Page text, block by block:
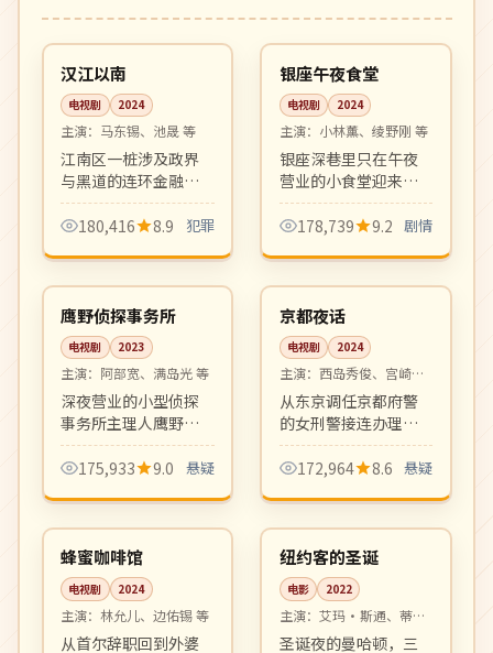
韩国
热播 08:03
汉江以南
电视剧 2024
主演： 马东锡、池晟 等
江南区一桩涉及政界
与黑道的连环金融案
件，重案组与检方在
跨部门博弈中搜寻幕
节奏紧凑。
180,416 8.9 犯罪
日本
完结 10:54
银座午夜食堂
电视剧 2024
主演： 小林薰、绫野刚 等
银座深巷里只在午夜
营业的小食堂迎来形
形色色的常客与过
客。每集一道菜、一
剧，治愈日剧的金字
招牌。
178,739 9.2 剧情
日本
完结 12:00
鹰野侦探事务所
电视剧 2023
主演： 阿部宽、满岛光 等
深夜营业的小型侦探
事务所主理人鹰野专
接奇怪委托。每集一
案、节奏明快，是新
代表。
175,933 9.0 悬疑
日本
热播 05:26
京都夜话
电视剧 2024
主演： 西岛秀俊、宫崎葵
从东京调任京都府警
的女刑警接连办理涉
及百年茶屋家族的悬
案。京都古都的静谧
涌相互映衬。
172,964 8.6 悬疑
韩国
热播 06:23
蜂蜜咖啡馆
电视剧 2024
主演： 林允儿、边佑锡 等
从首尔辞职回到外婆
美国
高分 99:29
纽约客的圣诞
电影 2022
主演： 艾玛·斯通、蒂莫
西·查拉梅 等
圣诞夜的曼哈顿，三